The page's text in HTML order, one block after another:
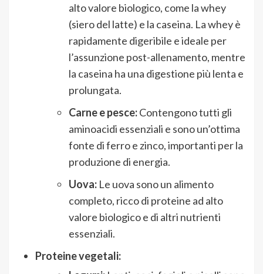
alto valore biologico, come la whey
(siero del latte) e la caseina. La whey è
rapidamente digeribile e ideale per
l’assunzione post-allenamento, mentre
la caseina ha una digestione più lenta e
prolungata.
Carne e pesce:Contengono tutti gli
aminoacidi essenziali e sono un’ottima
fonte di ferro e zinco, importanti per la
produzione di energia.
Uova: Le uova sono un alimento
completo, ricco di proteine ad alto
valore biologico e di altri nutrienti
essenziali.
Proteine vegetali: